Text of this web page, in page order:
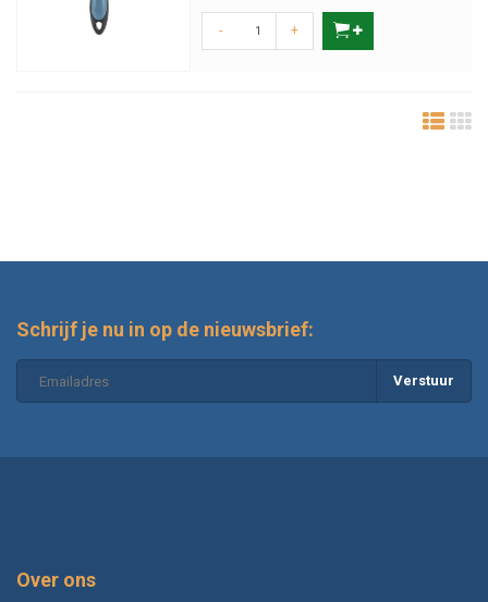
- +
Schrijf je nu in op de nieuwsbrief:
Verstuur
Over ons